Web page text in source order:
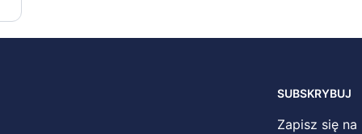
SUBSKRYBUJ
Zapisz się